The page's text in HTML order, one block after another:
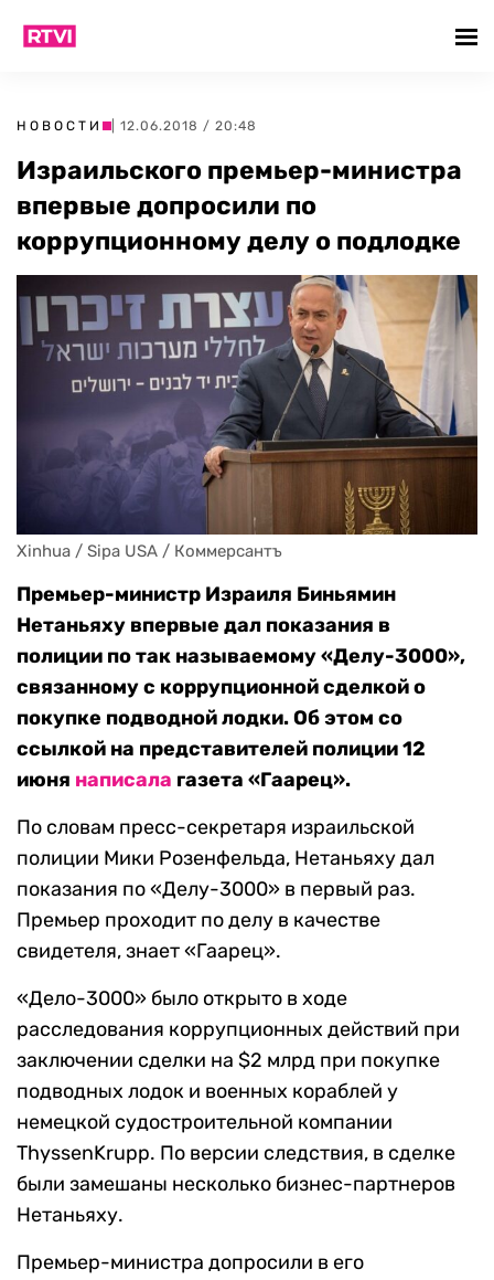
НОВОСТИ | 12.06.2018 / 20:48
Израильского премьер-министра
впервые допросили по
коррупционному делу о подлодке
Xinhua / Sipa USA / Коммерсантъ
Премьер-министр Израиля Биньямин
Нетаньяху впервые дал показания в
полиции по так называемому «Делу-3000»,
связанному с коррупционной сделкой о
покупке подводной лодки. Об этом со
ссылкой на представителей полиции 12
июня написала газета «Гаарец».
По словам пресс-секретаря израильской
полиции Мики Розенфельда, Нетаньяху дал
показания по «Делу-3000» в первый раз.
Премьер проходит по делу в качестве
свидетеля, знает «Гаарец».
«Дело-3000» было открыто в ходе
расследования коррупционных действий при
заключении сделки на $2 млрд при покупке
подводных лодок и военных кораблей у
немецкой судостроительной компании
ThyssenKrupp. По версии следствия, в сделке
были замешаны несколько бизнес-партнеров
Нетаньяху.
Премьер-министра допросили в его